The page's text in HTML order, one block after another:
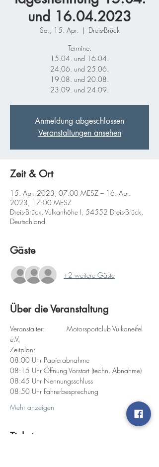
und 16.04.2023
Sa., 15. Apr.
  |
Dreis-Brück
Termine:
15.04. und 16.04.
24.06. und 25.06.
19.08. und 20.08.
23.09. und 24.09.
Anmeldung abgeschlossen
Veranstaltungen ansehen
Zeit & Ort
15. Apr. 2023, 07:00 MESZ – 16. Apr.
2023, 17:00 MESZ
Dreis-Brück, Vulkanhöhe I, 54552 Dreis-Brück,
Deutschland
Gäste
+2 weitere Gäste
Über die Veranstaltung
Veranstalter:           Motorsportclub Vulkaneifel
e.V.
Zeitplan:
08:00 Uhr Papierabnahme
08:15 Uhr Öffnung Vorstart (techn. Abnahme)
08:45 Uhr Nennungsschluss
08:50 Uhr Fahrerbesprechung
Mehr anzeigen
Tickets